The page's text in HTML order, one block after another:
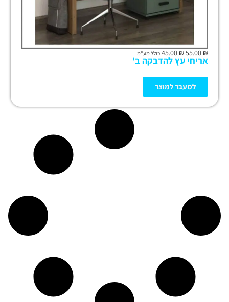
₪
55.00
₪ כולל מע"מ
אריחי עץ להדבקה ב'
למעבר למוצר